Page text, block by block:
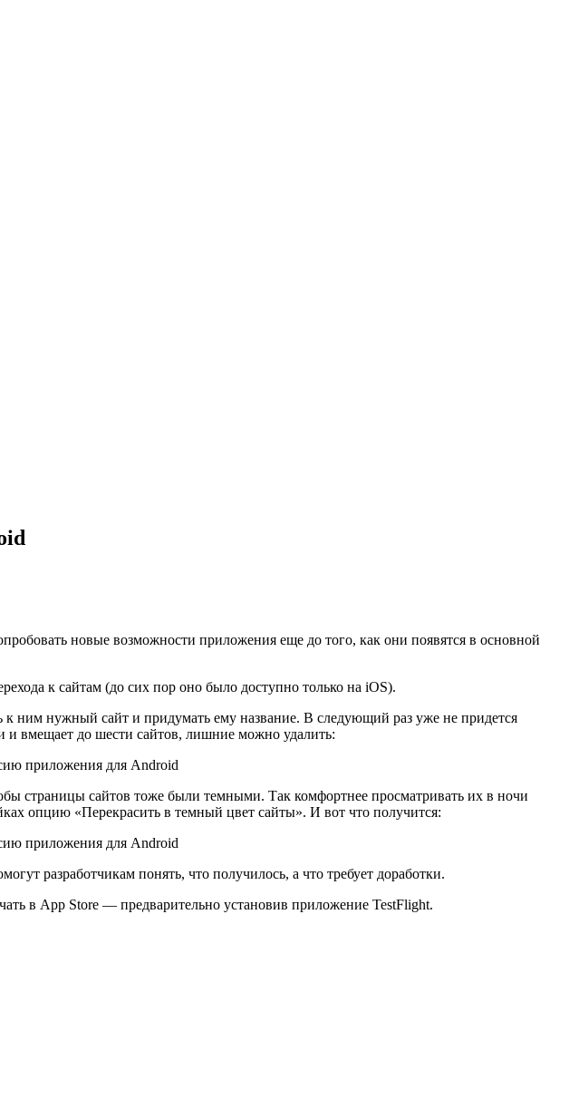
новые возможности приложения еще до того, как они появятся в основной
к сайтам (до сих пор оно было доступно только на iOS).
к ним нужный сайт и придумать ему название. В следующий раз уже не придется
и вмещает до шести сайтов, лишние можно удалить:
страницы сайтов тоже были темными. Так комфортнее просматривать их в ночи
опцию «Перекрасить в темный цвет сайты». И вот что получится:
разработчикам понять, что получилось, а что требует доработки.
в App Store — предварительно установив приложение TestFlight.